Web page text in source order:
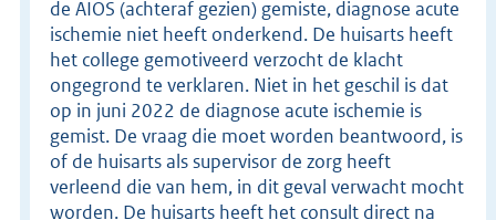
de AIOS (achteraf gezien) gemiste, diagnose acute
ischemie niet heeft onderkend. De huisarts heeft
het college gemotiveerd verzocht de klacht
ongegrond te verklaren. Niet in het geschil is dat
op in juni 2022 de diagnose acute ischemie is
gemist. De vraag die moet worden beantwoord, is
of de huisarts als supervisor de zorg heeft
verleend die van hem, in dit geval verwacht mocht
worden. De huisarts heeft het consult direct na